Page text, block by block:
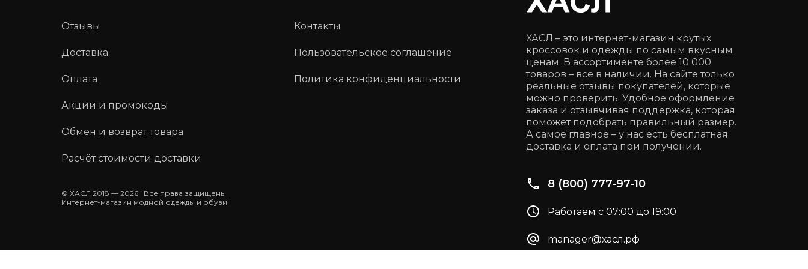
Отзывы
Доставка
Оплата
Акции и промокоды
Обмен и возврат товара
Расчёт стоимости доставки
© ХАСЛ 2018 — 2026 | Все права защищены
Интернет-магазин модной одежды и обуви
Контакты
Пользовательское соглашение
Политика конфиденциальности
ХАСЛ – это интернет-магазин крутых
кроссовок и одежды по самым вкусным
ценам. В ассортименте более 10 000
товаров – все в наличии. На сайте только
реальные отзывы покупателей, которые
можно проверить. Удобное оформление
заказа и отзывчивая поддержка, которая
поможет подобрать правильный размер.
А самое главное – у нас есть бесплатная
доставка и оплата при получении.
8 (800) 777-97-10
Работаем с 07:00 до 19:00
manager@хасл.рф